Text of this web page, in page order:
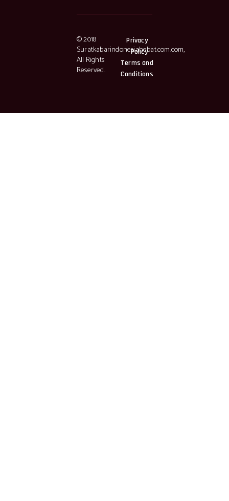
© 2018
Suratkabarindonesiahebat.com.com,
All Rights
Reserved.
Privacy
Policy
Terms and
Conditions